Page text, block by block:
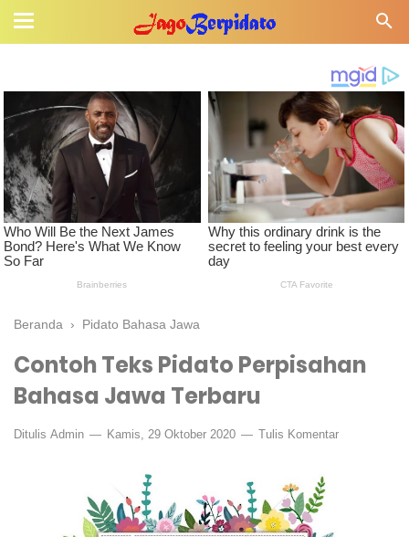
Beranda › Pidato Bahasa Jawa
Contoh Teks Pidato Perpisahan
Bahasa Jawa Terbaru
Ditulis Admin Kamis, 29 Oktober 2020 Tulis Komentar